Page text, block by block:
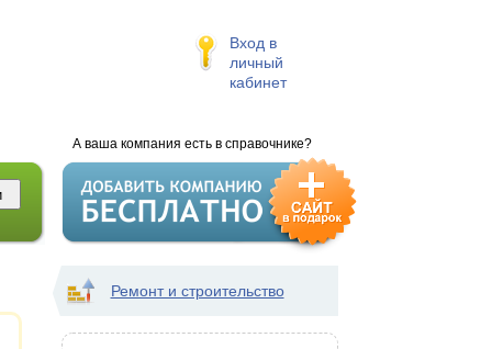
Вход в
личный
кабинет
А ваша компания есть в справочнике?
Ремонт и строительство